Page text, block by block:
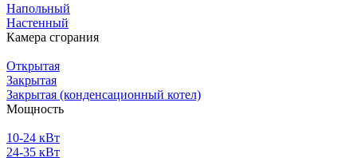
Напольный
Настенный
Камера сгорания
Открытая
Закрытая
Закрытая (конденсационный котел)
Мощность
10-24 кВт
24-35 кВт